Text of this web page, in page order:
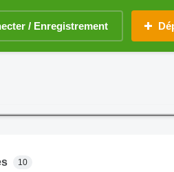
/ Enregistrement
10